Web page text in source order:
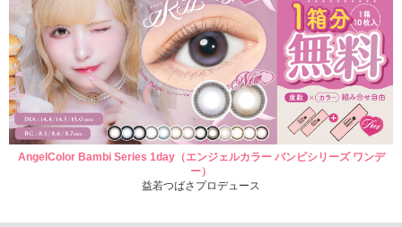
AngelColor Bambi Series 1day（エンジェルカラー バンビシリーズ ワンデ
ー）
益若つばさプロデュース